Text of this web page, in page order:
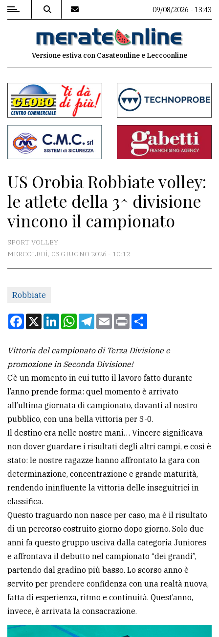
MENU
commenti
Contenuti
del
sito
Associazioni
Meteo
CONTATTI
Scrivici
Per
la
pubblicità
CERCA
Cerca
per
comune
Ricerca
avanzata
LE
ALTRE
TESTATE
PRIVACY
Privacy
policy
09/08/2026 - 13:43
Versione estiva con Casateonline e Leccoonline
US Orobia Robbiate volley:
le atlete della 3^ divisione
vincono il campionato
SPORT VOLLEY
MERCOLEDÌ, 03 GIUGNO 2026 - 10:12
Robbiate
Facebook
X LinkedInWhatsApp
Telegram
EmailPrint
Vittoria del campionato di Terza Divisione e
promozione in Seconda Divisione!
C’è un momento in cui tutto il lavoro fatto durante
l’anno prende forma: quel momento è arrivato
all’ultima giornata di campionato, davanti al nostro
pubblico, con una bella vittoria per 3-0.
Il destino era nelle nostre mani… Vincere significava
non dover guardare i risultati degli altri campi, e così è
stato: le nostre ragazze hanno affrontato la gara con
determinazione, concentrazione e grande maturità,
rendendo ininfluente la vittoria delle inseguitrici in
classifica.
Questo traguardo non nasce per caso, ma è il risultato
di un percorso costruito giorno dopo giorno. Solo due
anni fa questo gruppo usciva dalla categoria Juniores
e affrontava il debutto nel campionato “dei grandi”,
partendo dal gradino più basso. Lo scorso anno è
servito per prendere confidenza con una realtà nuova,
fatta di esperienza, ritmo e continuità. Quest’anno,
invece, è arrivata la consacrazione.